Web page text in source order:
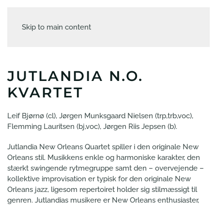
Skip to main content
JUTLANDIA N.O.
KVARTET
Leif Bjørnø (cl), Jørgen Munksgaard Nielsen (trp,trb,voc),
Flemming Lauritsen (bj,voc), Jørgen Riis Jepsen (b).
Jutlandia New Orleans Quartet spiller i den originale New
Orleans stil. Musikkens enkle og harmoniske karakter, den
stærkt swingende rytmegruppe samt den – overvejende –
kollektive improvisation er typisk for den originale New
Orleans jazz, ligesom repertoiret holder sig stilmæssigt til
genren. Jutlandias musikere er New Orleans enthusiaster,